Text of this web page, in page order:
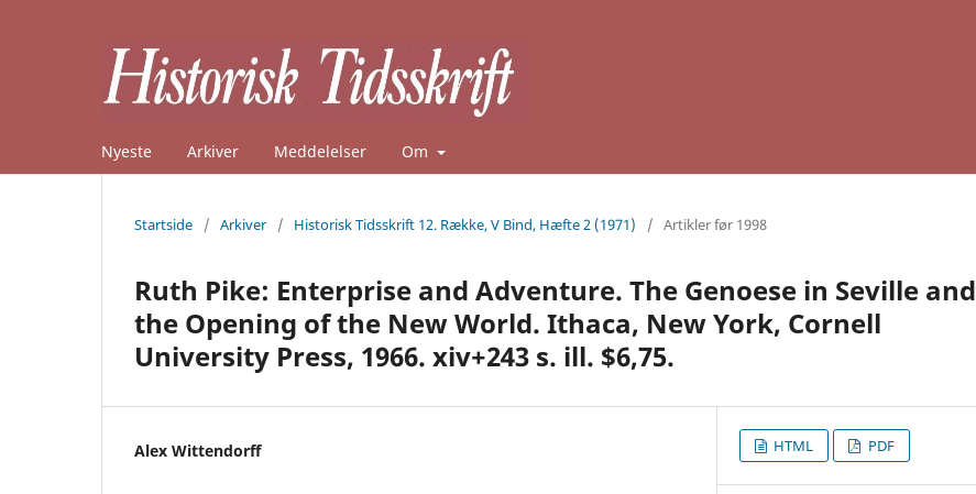
Nyeste Arkiver Meddelelser Om
Startside / Arkiver / Historisk Tidsskrift 12. Række, V Bind, Hæfte 2 (1971) / Artikler før 1998
Ruth Pike: Enterprise and Adventure. The Genoese in Seville and
the Opening of the New World. Ithaca, New York, Cornell
University Press, 1966. xiv+243 s. ill. $6,75.
Alex Wittendorff HTML PDF